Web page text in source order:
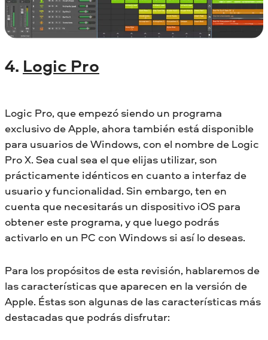
4. Logic Pro
Logic Pro, que empezó siendo un programa
exclusivo de Apple, ahora también está disponible
para usuarios de Windows, con el nombre de Logic
Pro X. Sea cual sea el que elijas utilizar, son
prácticamente idénticos en cuanto a interfaz de
usuario y funcionalidad. Sin embargo, ten en
cuenta que necesitarás un dispositivo iOS para
obtener este programa, y que luego podrás
activarlo en un PC con Windows si así lo deseas.
Para los propósitos de esta revisión, hablaremos de
las características que aparecen en la versión de
Apple. Éstas son algunas de las características más
destacadas que podrás disfrutar: